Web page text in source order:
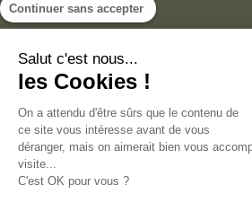
Continuer sans accepter
Salut c'est nous...
les Cookies !
On a attendu d'être sûrs que le contenu de
ce site vous intéresse avant de vous
déranger, mais on aimerait bien vous
visite...
C'est OK pour vous ?
Législation
Facebook
COPYRIGHT © 2013-AUJOURD'HUI MAGENTO,